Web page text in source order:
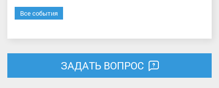
Все события
ЗАДАТЬ ВОПРОС